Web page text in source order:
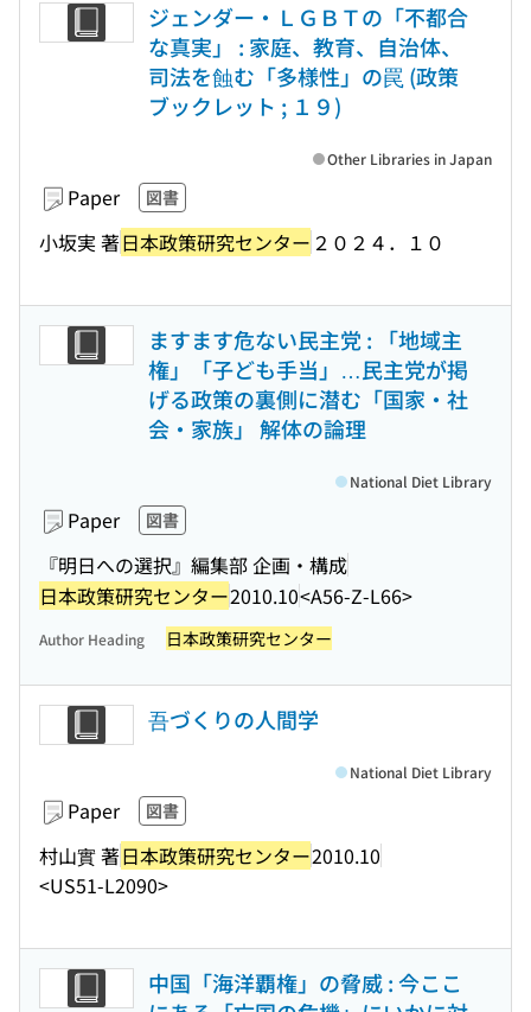
ジェンダー・ＬＧＢＴの「不都合
な真実」 : 家庭、教育、自治体、
司法を蝕む「多様性」の罠 (政策
ブックレット ; １９)
Paper 図書
小坂実 著日本政策研究センター ２０２４．１０
Other Libraries in Japan
ますます危ない民主党 : 「地域主
権」「子ども手当」…民主党が掲
げる政策の裏側に潜む「国家・社
会・家族」 解体の論理
Paper 図書
『明日への選択』編集部 企画・構成
日本政策研究センター2010.10<A56-Z-L66>
National Diet Library
Author Heading 日本政策研究センター
吾づくりの人間学
Paper 図書
村山實 著日本政策研究センター2010.10
<US51-L2090>
National Diet Library
中国「海洋覇権」の脅威 : 今ここ